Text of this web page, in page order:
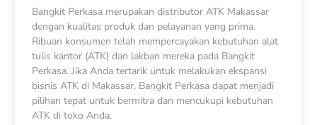
Bangkit Perkasa merupakan distributor ATK Makassar
dengan kualitas produk dan pelayanan yang prima.
Ribuan konsumen telah mempercayakan kebutuhan alat
tulis kantor (ATK) dan lakban mereka pada Bangkit
Perkasa. Jika Anda tertarik untuk melakukan ekspansi
bisnis ATK di Makassar, Bangkit Perkasa dapat menjadi
pilihan tepat untuk bermitra dan mencukupi kebutuhan
ATK di toko Anda.